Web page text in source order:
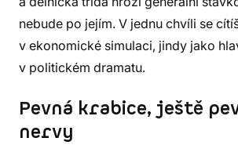
nebude po jejím. V jednu chvíli se
v ekonomické simulaci, jindy jako
v politickém dramatu.
Pevná krabice, ještě
nervy